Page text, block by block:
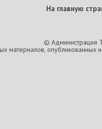
На главную
© Администрация
материалов, опубликованных